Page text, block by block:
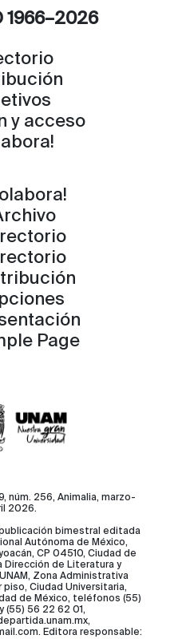
1966–2026
y acceso
Page
núm. 256, Animalia, marzo-
2026.
bimestral editada
Autónoma de México,
CP 04510, Ciudad de
Dirección de Literatura y
Zona Administrativa
piso, Ciudad Universitaria,
de México, teléfonos (55)
(55) 56 22 62 01,
Editora responsable: